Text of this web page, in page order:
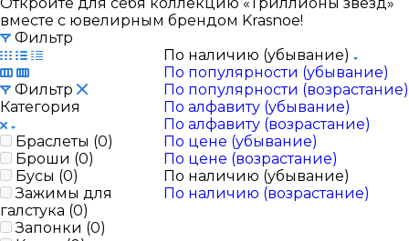
вместе с ювелирным брендом Krasnoe!
Фильтр
По наличию (убывание)
По популярности (убывание)
По популярности (возрастание)
По алфавиту (убывание)
По алфавиту (возрастание)
По цене (убывание)
По цене (возрастание)
По наличию (убывание)
По наличию (возрастание)
Фильтр
Категория
Браслеты (0)
Броши (0)
Бусы (0)
Зажимы для
галстука (0)
Запонки (0)